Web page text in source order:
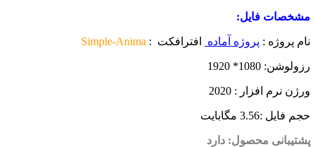
مشخصات فایل:
نام پروژه : پروژه آماده افترافکت : Simple-Anima
رزولوشن: 1080* 1920
ورژن نرم افزار : 2020
حجم فایل :3.56 مگابایت
پشتیبانی محصول: دارد